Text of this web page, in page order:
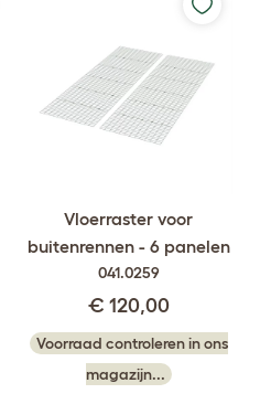
Vloerraster voor
buitenrennen - 6 panelen
041.0259
€ 120,00
Voorraad controleren in ons
magazijn...